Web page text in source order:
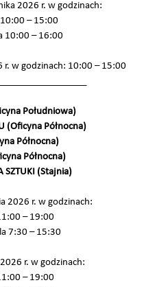
2026 r. w godzinach:
– 15:00
10:00 – 16:00
w godzinach: 10:00 – 15:00
Południowa)
(Oficyna Północna)
Północna)
Północna)
SZTUKI (Stajnia)
2026 r. w godzinach:
– 19:00
7:30 – 15:30
r. w godzinach:
– 19:00